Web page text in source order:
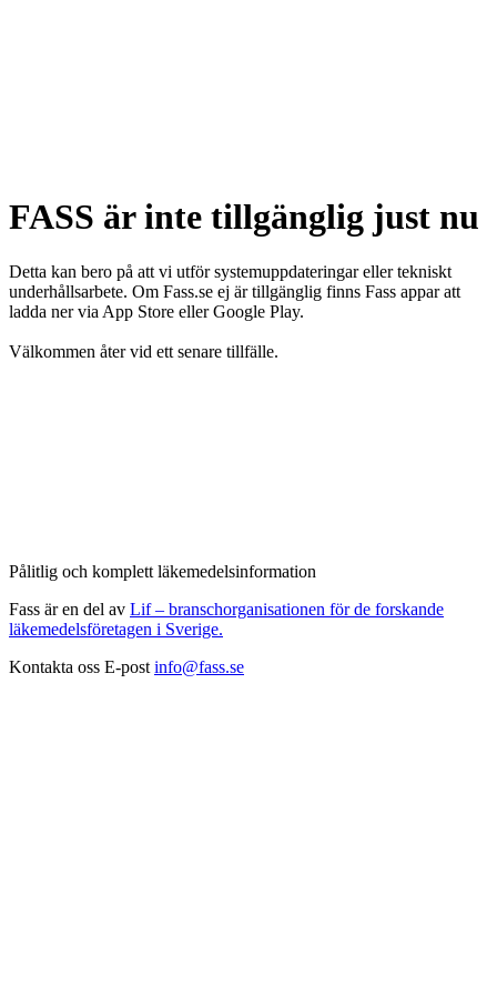
FASS är inte tillgänglig just nu
Detta kan bero på att vi utför systemuppdateringar eller tekniskt
underhållsarbete. Om Fass.se ej är tillgänglig finns Fass appar att
ladda ner via App Store eller Google Play.
Välkommen åter vid ett senare tillfälle.
Pålitlig och komplett läkemedelsinformation
Fass är en del av Lif – branschorganisationen för de forskande
läkemedelsföretagen i Sverige.
Kontakta oss E-post info@fass.se